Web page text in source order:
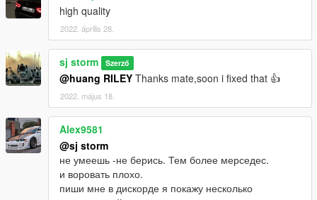
high quality
2022. április 28.
sj storm Szerző
@huang RILEY Thanks mate,soon i fixed that 👍
2022. május 18.
Alex9581
@sj storm
не умеешь -не берись. Тем более мерседес.
и воровать плохо.
пиши мне в дискорде я покажу несколько